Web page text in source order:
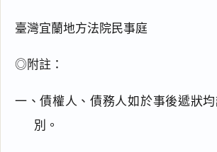
臺灣宜蘭地方法院民事庭
◎附註：
一、債權人、債務人如於事後遞狀
別。